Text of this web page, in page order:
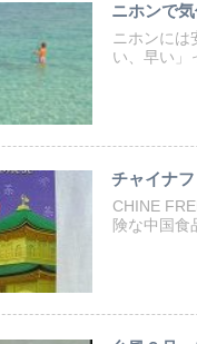
ニホンで
ニホンに
い、早い」
チャイナ
CHINE
険な中国食